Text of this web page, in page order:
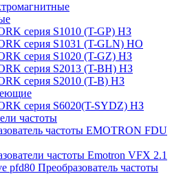
серия S1010 (T-GP) НЗ
серия S1031 (T-GLN) НО
серия S1020 (T-GZ) НЗ
серия S2013 (T-BH) НЗ
серия S2010 (T-B) НЗ
серия S6020(T-SYDZ) НЗ
частоты
частоты EMOTRON FDU
частоты Emotron VFX 2.1
pfd80 Преобразователь частоты